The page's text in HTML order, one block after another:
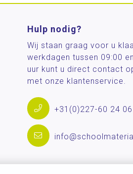
Hulp nodig?
Wij staan graag voor u
werkdagen tussen 09:00
uur kunt u direct contact
met onze klantenservice.
+31(0)227-60 24 06